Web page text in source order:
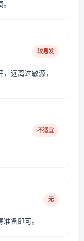
较易发
远离过敏源，
不适宜
无
备即可。